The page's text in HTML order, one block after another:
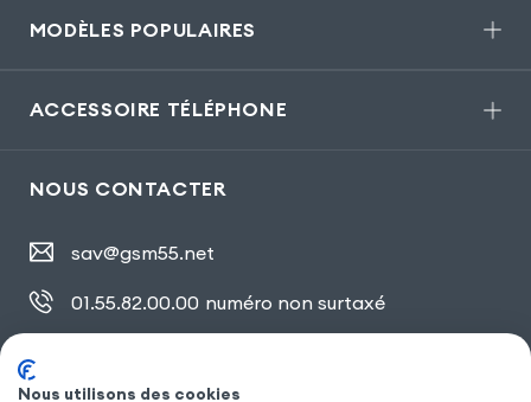
MODÈLES POPULAIRES
ACCESSOIRE TÉLÉPHONE
NOUS CONTACTER
sav@gsm55.net
01.55.82.00.00 numéro non surtaxé
Nous utilisons des cookies